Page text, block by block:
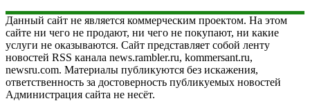
Данный сайт не является коммерческим проектом. На этом
сайте ни чего не продают, ни чего не покупают, ни какие
услуги не оказываются. Сайт представляет собой ленту
новостей RSS канала news.rambler.ru, kommersant.ru,
newsru.com. Материалы публикуются без искажения,
ответственность за достоверность публикуемых новостей
Администрация сайта не несёт.